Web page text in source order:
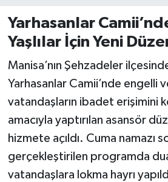
Yarhasanlar
Yaşlılar İçin Yeni
Manisa’nın Şehzadeler
Yarhasanlar Camii’nde engelli
vatandaşların ibadet erişimini
amacıyla yaptırılan asansör
hizmete açıldı. Cuma namazı
gerçekleştirilen programda
vatandaşlara lokma hayrı